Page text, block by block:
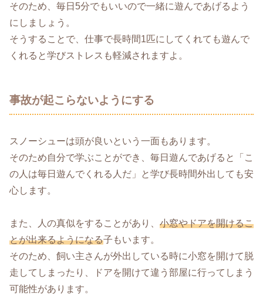
そのため、毎日5分でもいいので一緒に遊んであげるよう
にしましょう。
そうすることで、仕事で長時間1匹にしてくれても遊んで
くれると学びストレスも軽減されますよ。
事故が起こらないようにする
スノーシューは頭が良いという一面もあります。
そのため自分で学ぶことができ、毎日遊んであげると「こ
の人は毎日遊んでくれる人だ」と学び長時間外出しても安
心します。
また、人の真似をすることがあり、 小窓やドアを開けるこ
とが出来るようになる子もいます。
そのため、飼い主さんが外出している時に小窓を開けて脱
走してしまったり、ドアを開けて違う部屋に行ってしまう
可能性があります。